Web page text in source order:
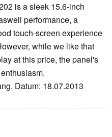
is a sleek 15.6-inch
performance, a
touch-screen experience
while we like that
at this price, the panel's
Datum: 18.07.2013